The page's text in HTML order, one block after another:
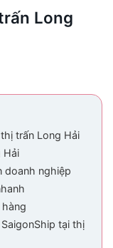
Long
trấn Long Hải
Hải
doanh nghiệp
tại thị